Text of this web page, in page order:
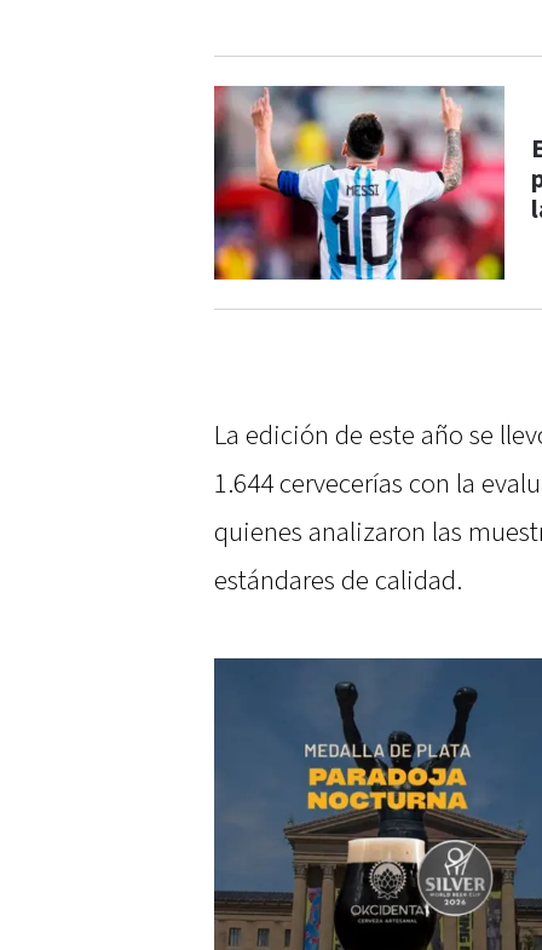
La edición de este año se
1.644 cervecerías con la
quienes analizaron las
estándares de calidad.